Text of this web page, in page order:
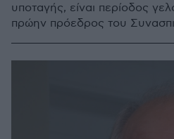
υποταγής, είναι περίοδος
πρώην πρόεδρος του